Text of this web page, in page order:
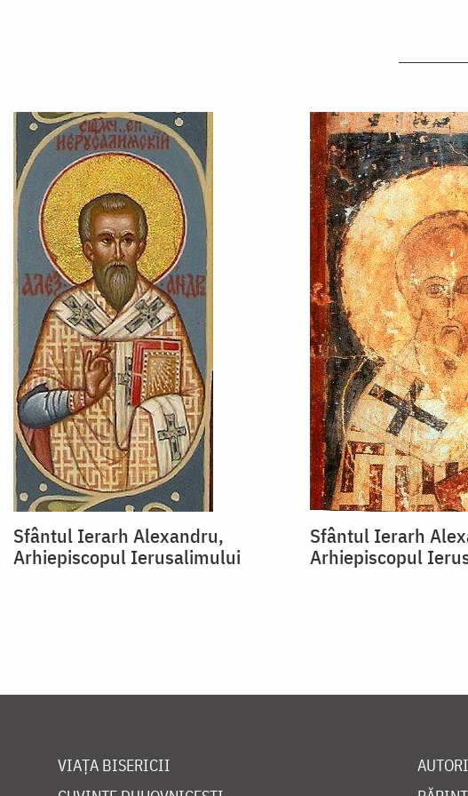
Sfântul Ierarh Alexandru,
Arhiepiscopul Ierusalimului
Sfântul Ierarh
Arhiepiscopul
VIAȚA BISERICII
AUTORI